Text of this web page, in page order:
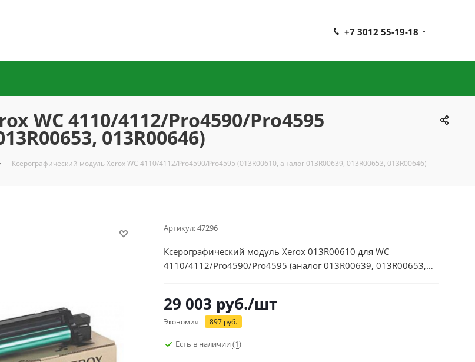
+7 3012 55-19-18
WC 4110/4112/Pro4590/Pro4595
013R00646)
- Ксерографический модуль Xerox WC 4110/4112/Pro4590/Pro4595 (013R00610, аналог 013R00639, 013R00653, 013R00646)
Артикул:47296
Ксерографический модуль Xerox 013R00610 для WC
4110/4112/Pro4590/Pro4595 (аналог 013R00639, 013R00653,
29 003 руб./шт
Экономия 897 руб.
Есть в наличии (1)